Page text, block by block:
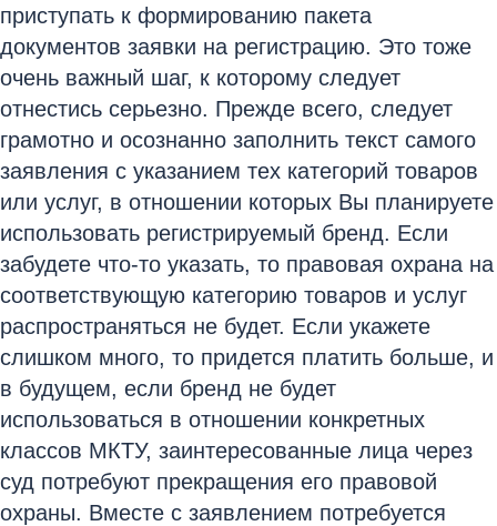
приступать к формированию пакета
документов заявки на регистрацию. Это тоже
очень важный шаг, к которому следует
отнестись серьезно. Прежде всего, следует
грамотно и осознанно заполнить текст самого
заявления с указанием тех категорий товаров
или услуг, в отношении которых Вы планируете
использовать регистрируемый бренд. Если
забудете что-то указать, то правовая охрана на
соответствующую категорию товаров и услуг
распространяться не будет. Если укажете
слишком много, то придется платить больше, и
в будущем, если бренд не будет
использоваться в отношении конкретных
классов МКТУ, заинтересованные лица через
суд потребуют прекращения его правовой
охраны. Вместе с заявлением потребуется